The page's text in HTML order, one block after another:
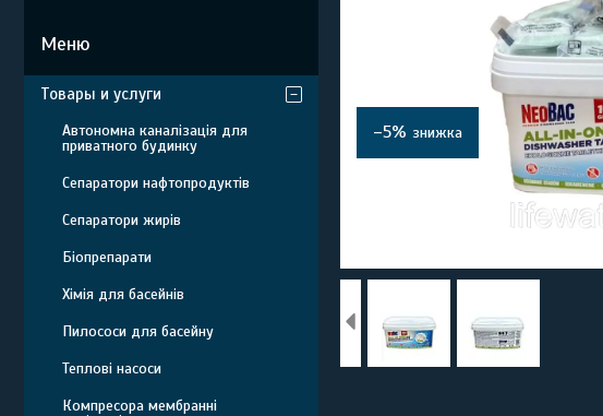
–5%
Товары и услуги
Автономна каналізація для
приватного будинку
Сепаратори нафтопродуктів
Сепаратори жирів
Біопрепарати
Хімія для басейнів
Пилососи для басейну
Теплові насоси
Компресора мембранні